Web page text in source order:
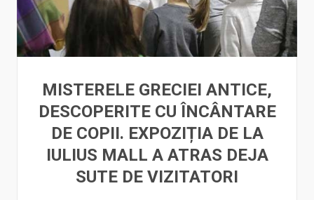
MISTERELE GRECIEI ANTICE,
DESCOPERITE CU ÎNCÂNTARE
DE COPII. EXPOZIȚIA DE LA
IULIUS MALL A ATRAS DEJA
SUTE DE VIZITATORI